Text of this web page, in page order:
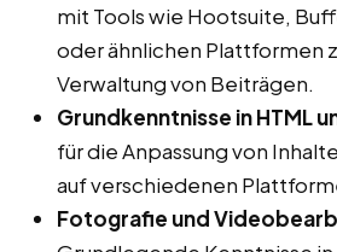
mit Tools wie Hootsuite,
oder ähnlichen Plattformen
Verwaltung von Beiträgen.
Grundkenntnisse in HTML
für die Anpassung von
auf verschiedenen
Fotografie und